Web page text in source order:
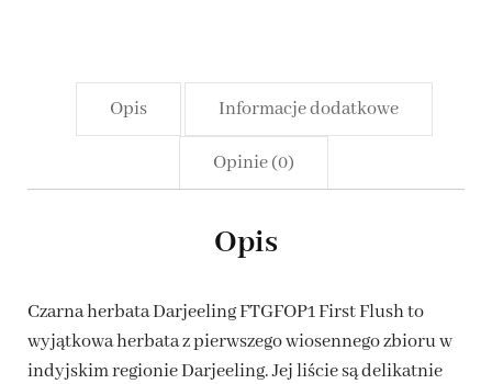
Opis Informacje dodatkowe
Opinie (0)
Opis
Czarna herbata Darjeeling FTGFOP1 First Flush to
wyjątkowa herbata z pierwszego wiosennego zbioru w
indyjskim regionie Darjeeling. Jej liście są delikatnie